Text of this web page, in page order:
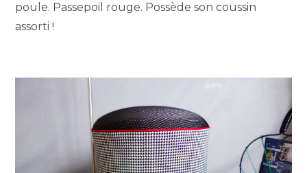
poule. Passepoil rouge. Possède son coussin
assorti !